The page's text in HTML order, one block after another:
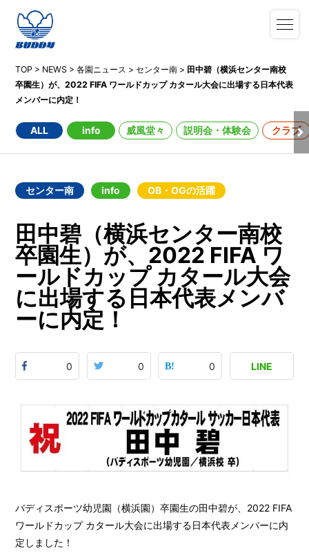
TOP > NEWS >各園ニュース >センター南 > 田中碧（横浜センター南校
卒園生）が、2022 FIFA ワールドカップ カタール大会に出場する日本代表
メンバーに内定！
ALL info 威風堂々 説明会・体験会 クラブ
センター南 info OB・OGの活躍
田中碧（横浜センター南校
卒園生）が、2022 FIFA ワ
ールドカップ カタール大会
に出場する日本代表メンバ
ーに内定！
0 0 0 LINE
バディスポーツ幼児園（横浜園）卒園生の田中碧が、2022 FIFA
ワールドカップ カタール大会に出場する日本代表メンバーに内
定しました！